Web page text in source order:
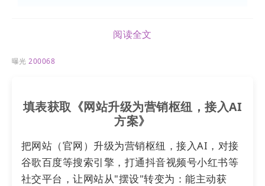
GEO比SEO牛在哪？直接解决营销痛点
传统SEO靠搜索排名吸引点击，如今
案。那么GEO到底比SEO牛在哪？
阅读全文
曝光200068
填表获取《网站升级为营销枢纽，接入AI
方案》
把网站（官网）升级为营销枢纽，接入AI，对接
谷歌百度等搜索引擎，打通抖音视频号小红书等
社交平台，让网站从"摆设"转变为：能主动获